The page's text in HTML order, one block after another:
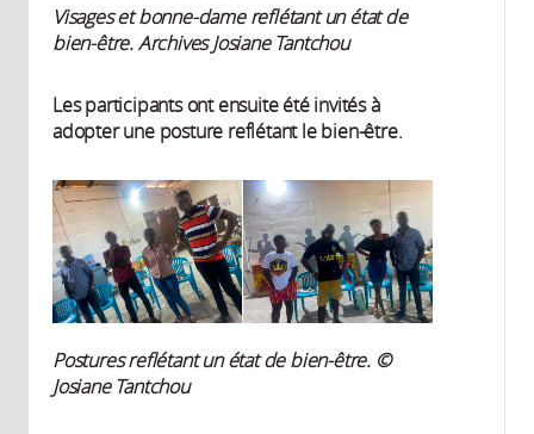
Visages et bonne-dame reflétant un état de
bien-être. Archives Josiane Tantchou
Les participants ont ensuite été invités à
adopter une posture reflétant le bien-être.
Postures reflétant un état de bien-être. ©
Josiane Tantchou